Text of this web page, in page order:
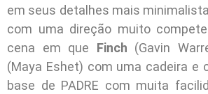
em seus detalhes mais
com uma direção muito
cena em que Finch (Gavin
(Maya Eshet) com uma cadeira e
base de PADRE com muita